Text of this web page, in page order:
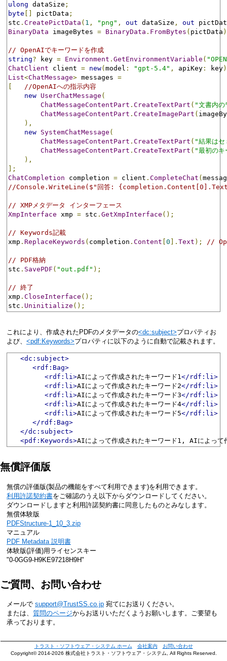
ulong dataSize ;
byte
pictData ;
stc . CreatePictData ( 1 , "png" , out dataSize , out
BinaryData imageBytes = BinaryData . FromBytes ( pictData
// OpenAIでキーワードを作成
string? key = Environment . GetEnvironmentVariable (
ChatClient client = new( model : "gpt-5.4" , apiKey : key
List<ChatMessage> messages =
//OpenAIへの指示内容
new UserChatMessage (
ChatMessageContentPart . CreateTextPart ( "文書内の
ChatMessageContentPart . CreateImagePart (
),
new SystemChatMessage (
ChatMessageContentPart . CreateTextPart ( "結果はセ
ChatMessageContentPart . CreateTextPart ( "最初のキ
),
];
ChatCompletion completion = client . CompleteChat (
//Console.WriteLine($"回答:
// XMPメタデータ インターフェース
XmpInterface xmp = stc . GetXmpInterface ();
// Keywords記載
xmp . ReplaceKeywords ( completion . Content 0 ]. Text ); //
// PDF格納
stc . SavePDF ( "out.pdf" );
// 終了
xmp . CloseInterface ();
stc . Uninitialize ();
これにより、作成されたPDFのメタデータの<dc:subject>プロパティお
よび、 <pdf:Keywords>プロパティに以下のように自動で記載されます。
<dc:subject>
<rdf:Bag>
<rdf:li>AIによって作成されたキーワード1</rdf:li>
<rdf:li>AIによって作成されたキーワード2</rdf:li>
<rdf:li>AIによって作成されたキーワード3</rdf:li>
<rdf:li>AIによって作成されたキーワード4</rdf:li>
<rdf:li>AIによって作成されたキーワード5</rdf:li>
</rdf:Bag>
</dc:subject>
<pdf:Keywords>AIによって作成されたキーワード1, AIによっ
無償評価版
無償の評価版(製品の機能をすべて利用できます)を利用できます。
利用許諾契約書をご確認のうえ以下からダウンロードしてください。
ダウンロードしますと利用許諾契約書に同意したものとみなします。
無償体験版
PDFStructure-1_10_3.zip
マニュアル
PDF Metadata 説明書
体験版(評価)用ライセンスキー
"0-0GG9-H9KE97218H9H"
ご質問、お問い合わせ
メールで support@TrustSS.co.jp 宛てにお送りください。
または、 質問のページからお送りいただくようお願いします。ご要望も
承っております。
トラスト・ソフトウェア・システム ホーム 会社案内
お問い合わせ
Copyright© 2014-2026 株式会社トラスト・ソフトウェア・システム, All Rights Reserved.